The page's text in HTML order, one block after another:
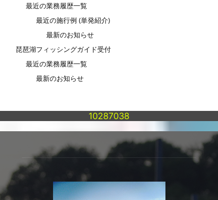
最近の業務履歴一覧
最近の施行例 (単発紹介)
最新のお知らせ
琵琶湖フィッシングガイド受付
最近の業務履歴一覧
最新のお知らせ
10287038